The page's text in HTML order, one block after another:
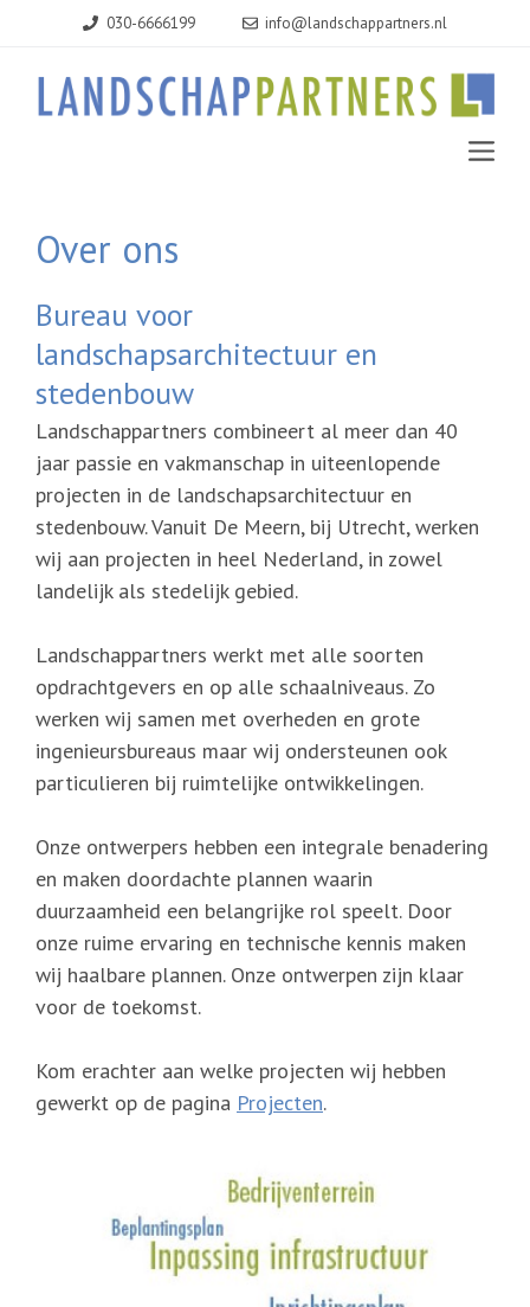
inhoud
030-6666199 info@landschappartners.nl
Over ons
Bureau voor
landschapsarchitectuur en
stedenbouw
Landschappartners combineert al meer dan 40
jaar passie en vakmanschap in uiteenlopende
projecten in de landschapsarchitectuur en
stedenbouw. Vanuit De Meern, bij Utrecht, werken
wij aan projecten in heel Nederland, in zowel
landelijk als stedelijk gebied.
Landschappartners werkt met alle soorten
opdrachtgevers en op alle schaalniveaus. Zo
werken wij samen met overheden en grote
ingenieursbureaus maar wij ondersteunen ook
particulieren bij ruimtelijke ontwikkelingen.
Onze ontwerpers hebben een integrale benadering
en maken doordachte plannen waarin
duurzaamheid een belangrijke rol speelt. Door
onze ruime ervaring en technische kennis maken
wij haalbare plannen. Onze ontwerpen zijn klaar
voor de toekomst.
Kom erachter aan welke projecten wij hebben
gewerkt op de pagina Projecten.